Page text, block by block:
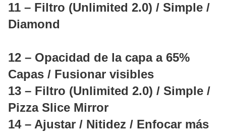
11 – Filtro (Unlimited 2.0) / Simple /
Diamond
12 – Opacidad de la capa a 65%
Capas / Fusionar visibles
13 – Filtro (Unlimited 2.0) / Simple /
Pizza Slice Mirror
14 – Ajustar / Nitidez / Enfocar más